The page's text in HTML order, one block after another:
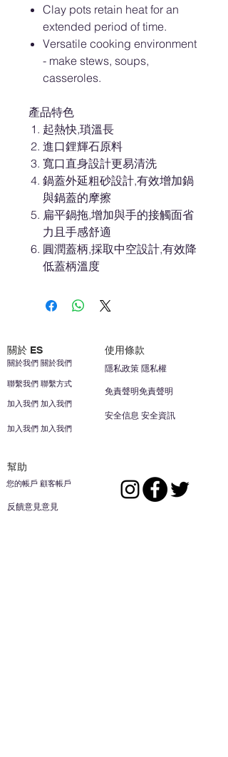
Clay pots retain heat for an
extended period of time.
Versatile cooking environment
- make stews, soups,
casseroles.
產品特色
起熱快,瑣溫長
進口鋰輝石原料
寬口直身設計更易清洗
鍋蓋外延粗砂設計,有效增加鍋
與鍋蓋的摩擦
扁平鍋拖,增加與手的接觸面省
力且手感舒適
圓潤蓋柄,採取中空設計,有效降
低蓋柄溫度
關於 ES 使用條款
聯繫我們 聯繫方式
加入我們 加入我們
關於我們 關於我們
加入我們 加入我們
安全信息 安全資訊
免責聲明免責聲明
隱私政策 隱私權
幫助
您的帳戶 顧客帳戶
反饋意見意見